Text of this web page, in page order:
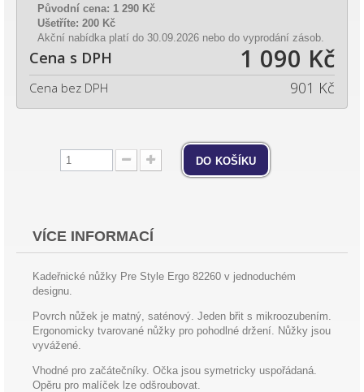
Původní cena: 1 290 Kč
Ušetříte: 200 Kč
Akční nabídka platí do 30.09.2026 nebo do vyprodání zásob.
Cena s DPH 1 090 Kč
Cena bez DPH 901 Kč
do košíku
VÍCE INFORMACÍ
Kadeřnické nůžky Pre Style Ergo 82260 v jednoduchém
designu.
Povrch nůžek je matný, saténový. Jeden břit s mikroozubením.
Ergonomicky tvarované nůžky pro pohodlné držení. Nůžky jsou
vyvážené.
Vhodné pro začátečníky. Očka jsou symetricky uspořádaná.
Opěru pro malíček lze odšroubovat.